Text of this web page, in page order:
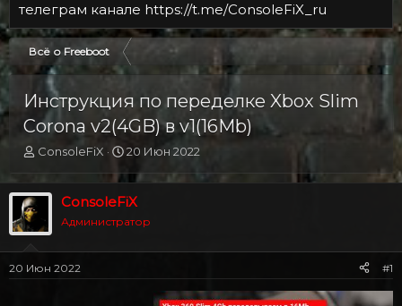
телеграм канале https://t.me/ConsoleFiX_ru
Всё о Freeboot
Инструкция по переделке Xbox Slim
Corona v2(4GB) в v1(16Mb)
А
т
о
т
м
ы
ConsoleFiX
Д
т
а
л
20 Июн 2022
ConsoleFiX
Администратор
20 Июн 2022 #1